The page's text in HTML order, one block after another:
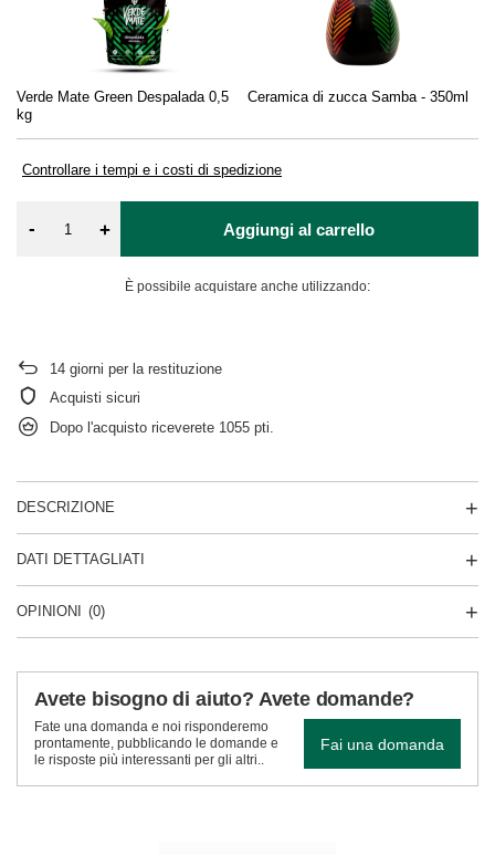
Verde Mate Green Despalada 0,5
kg
Ceramica di zucca Samba - 350ml
Controllare i tempi e i costi di spedizione
- + Aggiungi al carrello
È possibile acquistare anche utilizzando:
14 giorni per la restituzione
Acquisti sicuri
Dopo l'acquisto riceverete 1055 pti.
DESCRIZIONE
DATI DETTAGLIATI
OPINIONI (0)
Avete bisogno di aiuto? Avete domande?
Fate una domanda e noi risponderemo
prontamente, pubblicando le domande e
le risposte più interessanti per gli altri..
Fai una domanda